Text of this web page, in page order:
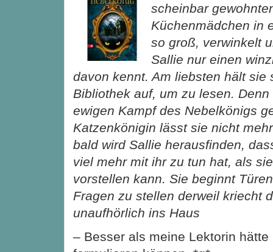
scheinbar
Küchenmädchen in
so groß, verwinkelt
Sallie nur einen
davon kennt. Am liebsten hält sie
Bibliothek auf, um zu lesen.
ewigen Kampf des Nebelkönigs
Katzenkönigin lässt sie nicht
bald wird Sallie herausfinden,
viel mehr mit ihr zu tun hat, als
vorstellen kann. Sie beginnt
Fragen zu stellen derweil kriecht
unaufhörlich ins Haus
– Besser als meine Lektorin